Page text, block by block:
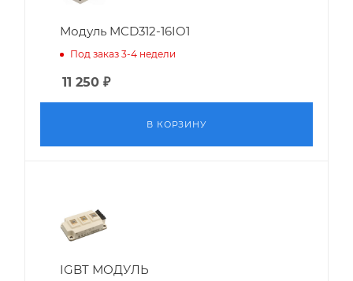
Модуль MCD312-16IO1
Под заказ 3-4 недели
11 250 ₽
В КОРЗИНУ
IGBT МОДУЛЬ